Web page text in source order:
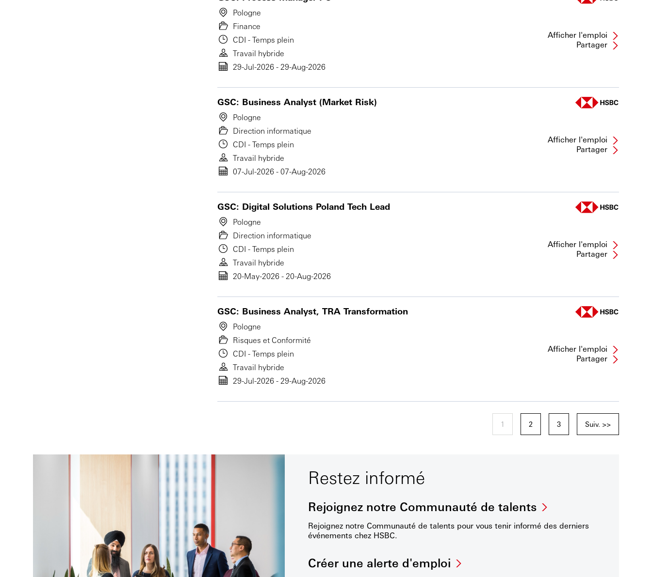
Pologne
Finance
CDI - Temps plein
Travail hybride
29-Jul-2026 - 29-Aug-2026
Afficher l'emploi
Partager
GSC: Business Analyst (Market Risk)
Pologne
Direction informatique
CDI - Temps plein
Travail hybride
07-Jul-2026 - 07-Aug-2026
Afficher l'emploi
Partager
GSC: Digital Solutions Poland Tech Lead
Pologne
Direction informatique
CDI - Temps plein
Travail hybride
20-May-2026 - 20-Aug-2026
Afficher l'emploi
Partager
GSC: Business Analyst, TRA Transformation
Pologne
Risques et Conformité
CDI - Temps plein
Travail hybride
29-Jul-2026 - 29-Aug-2026
Afficher l'emploi
Partager
1 2 3 Suiv. >>
Restez informé
Rejoignez notre Communauté de talents
Rejoignez notre Communauté de talents pour vous tenir informé des derniers
événements chez HSBC.
Créer une alerte d'emploi